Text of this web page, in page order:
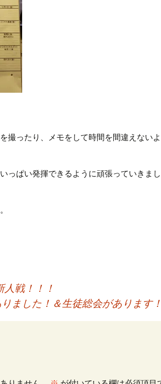
撮ったり、メモをして時間を間違えないよ
っぱい発揮できるように頑張っていきまし
人戦！！！
ました！＆生徒総会があります！